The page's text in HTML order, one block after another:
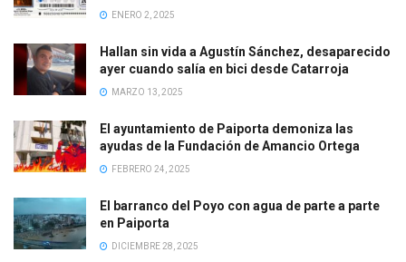
ENERO 2, 2025
Hallan sin vida a Agustín Sánchez, desaparecido
ayer cuando salía en bici desde Catarroja
MARZO 13, 2025
El ayuntamiento de Paiporta demoniza las
ayudas de la Fundación de Amancio Ortega
FEBRERO 24, 2025
El barranco del Poyo con agua de parte a parte
en Paiporta
DICIEMBRE 28, 2025